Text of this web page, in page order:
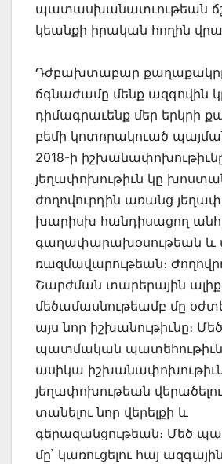
պատասխանատւութեան
կեանքի իրական հողին
Դժբախտաբար
ճգնաժամը մենք ազգովին
դիմագրաւենք մեր երկրի
բեմի կոտորակուած
2018-ի
յեղափոխութիւն կը
ժողովուրդին առանց
խարիսխ հանդիսացող
գաղափարախօսութեան և
ռազմավարութեան։
Շարժման տարերային
մեծամասնութեամբ մը
այս նոր իշխանութիւնը։
պատմական պատեհութիւն
ասիկա
յեղափոխութեան
տանելու նոր վերելքի և
գերազանցութեան։ Մեծ
մը՝ կառուցելու հայ ազգային